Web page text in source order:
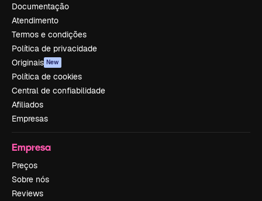
Documentação
Atendimento
Termos e condições
Política de privacidade
Originais New
Política de cookies
Central de confiabilidade
Afiliados
Empresas
Empresa
Preços
Sobre nós
Reviews